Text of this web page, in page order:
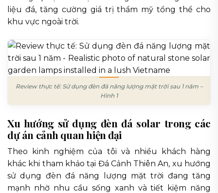
liệu đá, tăng cường giá trị thẩm mỹ tổng thể cho
khu vực ngoài trời.
Review thực tế: Sử dụng đèn đá năng lượng mặt trời sau 1 năm –
Hình 1
Xu hướng sử dụng đèn đá solar trong các
dự án cảnh quan hiện đại
Theo kinh nghiệm của tôi và nhiều khách hàng
khác khi tham khảo tại Đá Cảnh Thiên An, xu hướng
sử dụng đèn đá năng lượng mặt trời đang tăng
mạnh nhờ nhu cầu sống xanh và tiết kiệm năng